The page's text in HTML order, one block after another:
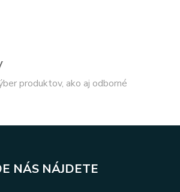
produktov, ako aj odborné
NÁS NÁJDETE